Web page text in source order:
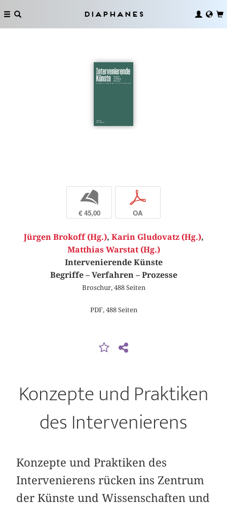
Diaphanes
b
€ 45,00
p
OA
Jürgen Brokoff (Hg.), Karin Gludovatz (Hg.),
Matthias Warstat (Hg.)
Intervenierende Künste
Begriffe – Verfahren – Prozesse
Broschur, 488 Seiten
PDF, 488 Seiten
Konzepte und Praktiken
des Intervenierens
Konzepte und Praktiken des
Intervenierens rücken ins Zentrum
der Künste und Wissenschaften und